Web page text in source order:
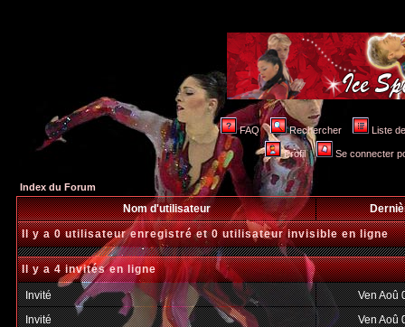
FAQ Rechercher Liste
Profil Se connecter
Index du Forum
Nom d'utilisateur
Il y a 0 utilisateur enregistré et 0 utilisateur invisible en ligne
Il y a 4 invités en ligne
Invité
Ven Aoû
Invité
Ven Aoû